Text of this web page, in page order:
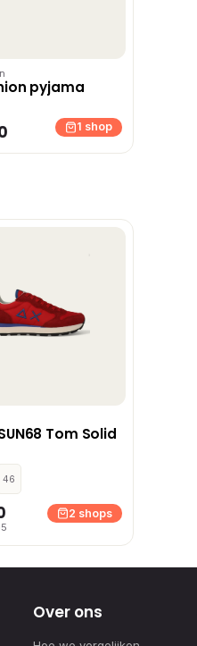
pyjama
1 shop
Tom Solid
46
2 shops
Over ons